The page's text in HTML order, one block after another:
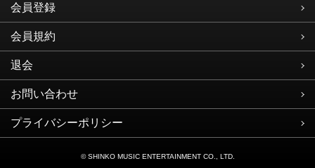
会員登録
会員規約
退会
お問い合わせ
プライバシーポリシー
© SHINKO MUSIC ENTERTAINMENT CO., LTD.